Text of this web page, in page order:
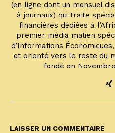
(en ligne dont un mensuel
à journaux) qui traite
financières dédiées à
premier média malien
d’Informations
et orienté vers le reste du
fondé en
LAISSER UN COMMENTAIRE